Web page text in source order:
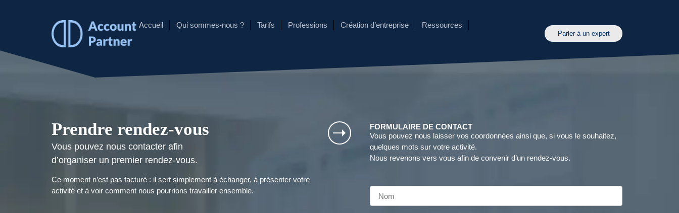
Accueil Qui sommes-nous ? Tarifs Professions Création d’entreprise Ressources
Parler à un expert
Prendre rendez-vous
Vous pouvez nous contacter afin
d’organiser un premier rendez-vous.
Ce moment n’est pas facturé : il sert simplement à échanger, à présenter votre
activité et à voir comment nous pourrions travailler ensemble.
FORMULAIRE DE CONTACT
Vous pouvez nous laisser vos coordonnées ainsi que, si vous le souhaitez,
quelques mots sur votre activité.
Nous revenons vers vous afin de convenir d’un rendez-vous.